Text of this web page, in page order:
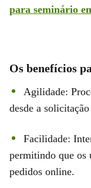
para seminário
Os benefícios
Agilidade:
desde a
Facilidade:
permitindo que os
pedidos online.